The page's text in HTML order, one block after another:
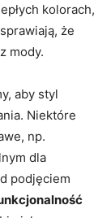
kolorach,
że
mody.
aby styl
Niektóre
np.
dla
podjęciem